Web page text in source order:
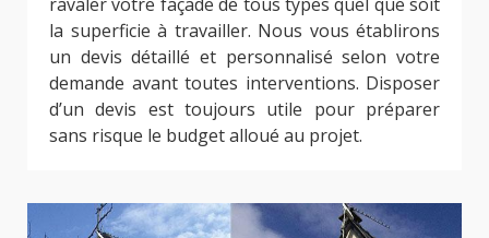
ravaler votre façade de tous types quel que soit
la superficie à travailler. Nous vous établirons
un devis détaillé et personnalisé selon votre
demande avant toutes interventions. Disposer
d’un devis est toujours utile pour préparer
sans risque le budget alloué au projet.